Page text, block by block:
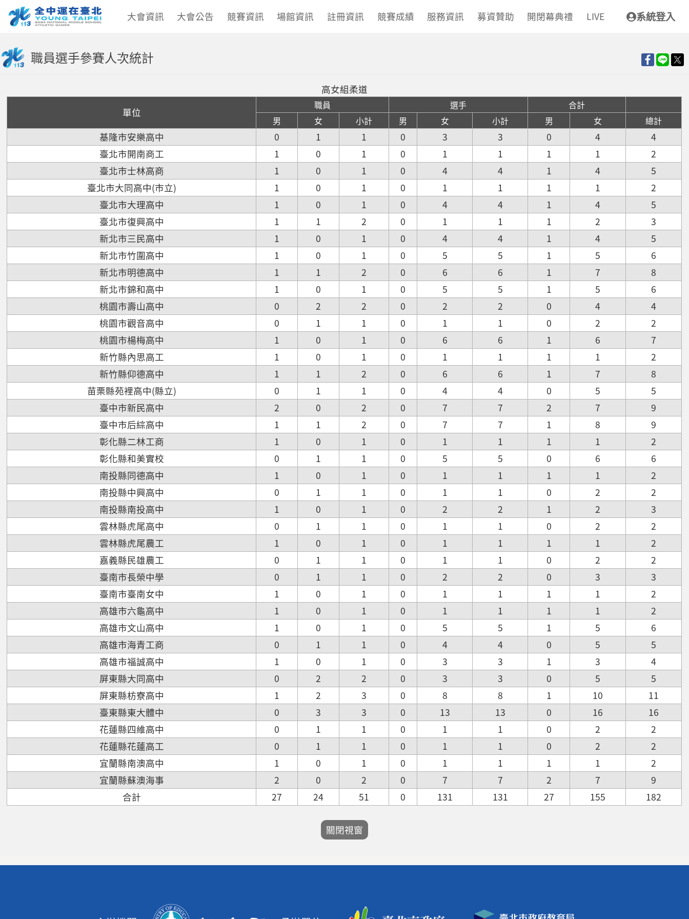
大會資訊 大會公告 競賽資訊 場館資訊 註冊資訊 競賽成績 服務資訊 募資贊助 開閉幕典禮 LIVE 系統登入
職員選手參賽人次統計
高女組柔道
單位
職員 選手
合計
男
女 小計 男 女 小計 男 女 總計
基隆市安樂高中 0 1 1 0 3 3 0 4
4
臺北市開南商工
1 0 1 0 1 1 1 1
2
臺北市士林高商
1 0 1 0 4 4 1 4
5
臺北市大同高中(市立)
1 0 1 0 1 1 1 1
2
臺北市大理高中
1 0 1 0 4 4 1 4
5
臺北市復興高中
1 1 2 0 1 1 1 2
3
新北市三民高中
1 0 1 0 4 4 1 4
5
新北市竹圍高中
1 0 1 0 5 5 1 5
6
新北市明德高中
1 1 2 0 6 6 1 7
8
新北市錦和高中
1 0 1 0 5 5 1 5
6
桃園市壽山高中
0 2 2 0 2 2 0 4
4
桃園市觀音高中
0 1 1 0 1 1 0 2
2
桃園市楊梅高中
1 0 1 0 6 6 1 6
7
新竹縣內思高工
1 0 1 0 1 1 1 1
2
新竹縣仰德高中
1 1 2 0 6 6 1 7
8
苗栗縣苑裡高中(縣立)
0 1 1 0 4 4 0 5
5
臺中市新民高中
2 0 2 0 7 7 2 7
9
臺中市后綜高中
1 1 2 0 7 7 1 8
9
彰化縣二林工商
1 0 1 0 1 1 1 1
2
彰化縣和美實校
0 1 1 0 5 5 0 6
6
南投縣同德高中
1 0 1 0 1 1 1 1
2
南投縣中興高中
0 1 1 0 1 1 0 2
2
南投縣南投高中
1 0 1 0 2 2 1 2
3
雲林縣虎尾高中
0 1 1 0 1 1 0 2
2
雲林縣虎尾農工
1 0 1 0 1 1 1 1
2
嘉義縣民雄農工
0 1 1 0 1 1 0 2
2
臺南市長榮中學
0 1 1 0 2 2 0 3
3
臺南市臺南女中
1 0 1 0 1 1 1 1
2
高雄市六龜高中
1 0 1 0 1 1 1 1
2
高雄市文山高中
1 0 1 0 5 5 1 5
6
高雄市海青工商
0 1 1 0 4 4 0 5
5
高雄市福誠高中
1 0 1 0 3 3 1 3
4
屏東縣大同高中
0 2 2 0 3 3 0 5
5
屏東縣枋寮高中
1 2 3 0 8 8 1 10
11
臺東縣東大體中
0 3 3 0 13 13 0 16
16
花蓮縣四維高中
0 1 1 0 1 1 0 2
2
花蓮縣花蓮高工
0 1 1 0 1 1 0 2
2
宜蘭縣南澳高中
1 0 1 0 1 1 1 1
2
宜蘭縣蘇澳海事
2 0 2 0 7 7 2 7
9
合計
27 24 51 0 131 131 27 155 182